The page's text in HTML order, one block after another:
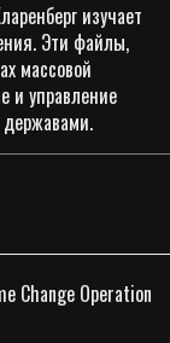
изучает
Эти файлы,
массовой
и управление